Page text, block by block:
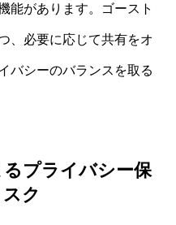
能があります。ゴースト
、必要に応じて共有をオ
バシーのバランスを取る
プライバシー保
ク